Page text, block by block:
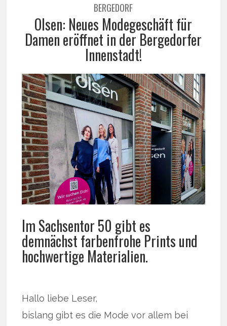
BERGEDORF
Olsen: Neues Modegeschäft für
Damen eröffnet in der Bergedorfer
Innenstadt!
Im Sachsentor 50 gibt es
demnächst farbenfrohe Prints und
hochwertige Materialien.
Hallo liebe Leser,
bislang gibt es die Mode vor allem bei